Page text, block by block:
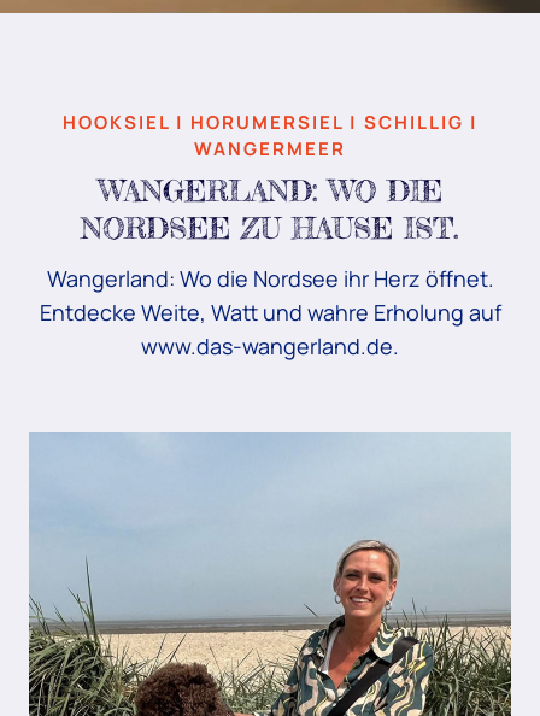
HOOKSIEL | HORUMERSIEL | SCHILLIG |
WANGERMEER
WANGERLAND: WO DIE
NORDSEE ZU HAUSE IST.
Wangerland: Wo die Nordsee ihr Herz öffnet.
Entdecke Weite, Watt und wahre Erholung auf
www.das-wangerland.de.